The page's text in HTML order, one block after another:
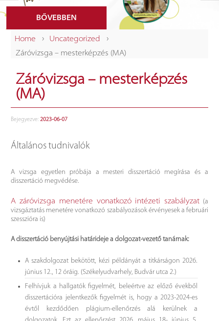
BŐVEBBEN
Home › Uncategorized ›
Záróvizsga – mesterképzés (MA)
Záróvizsga – mesterképzés
(MA)
Bejegyezve:2023-06-07
Általános tudnivalók
A vizsga egyetlen próbája a mesteri disszertáció megírása és a
disszertáció megvédése.
A záróvizsga menetére vonatkozó intézeti szabályzat(a
vizsgáztatás menetére vonatkozó szabályozások érvényesek a februári
szesszióra is)
A disszertáció benyújtási határideje a dolgozat-vezető tanárnak:
A szakdolgozat bekötött, kézi példányát a titkárságon 2026.
június 12., 12 óráig. (Székelyudvarhely, Budvár utca 2.)
Felhívjuk a hallgatók figyelmét, beleértve az előző évekből
disszertációra jelentkezők figyelmét is, hogy a 2023-2024-es
évtől kezdődően plágium-ellenőrzés alá kerülnek a